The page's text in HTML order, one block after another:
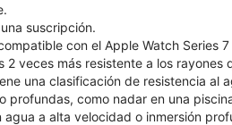
suscripción.
con el Apple Watch Series
2 veces más resistente a los rayones
una clasificación de resistencia
profundas, como nadar en una
a alta velocidad o inmersión